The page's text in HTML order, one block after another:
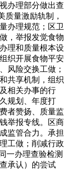
办理部分做出查
质量激励轨制，
办理规范；区卫
，举报发觉食物
理和质量根本设
织开展食物平安
风险交换工做；
共享机制，组织
相关办事的行
规划、年度打
者赞扬、质量监
举报专线。区商
监管合力。承担
工做；削减行政
一办理查验检测
承认）的尝试